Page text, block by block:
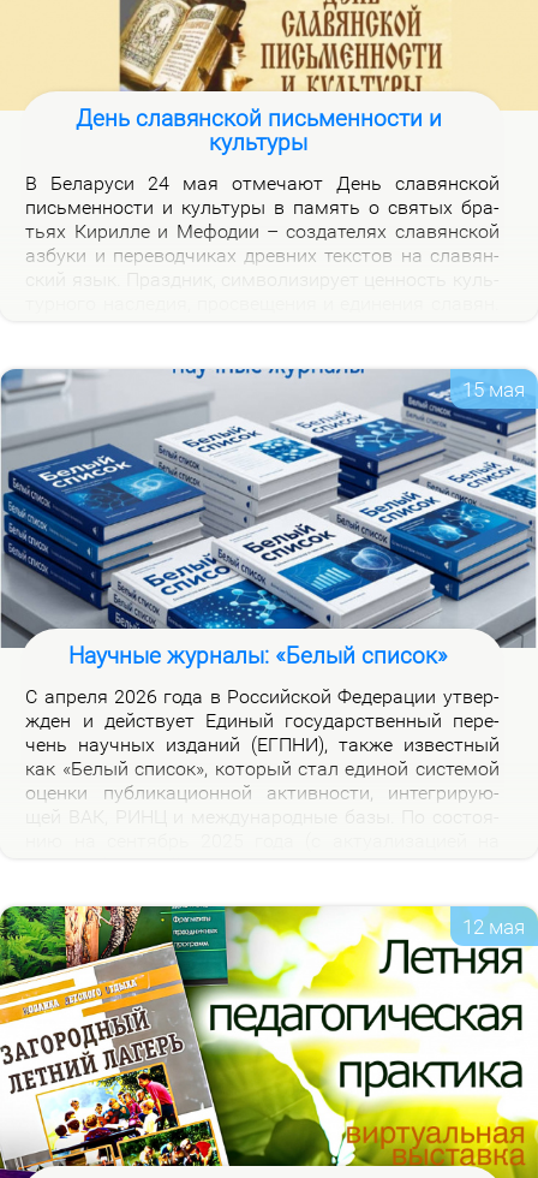
День славянской письменности и
культуры
В Бе­ла­ру­си 24 мая от­ме­ча­ют День сла­вян­ской
пись­мен­но­сти и куль­ту­ры в па­мять о свя­тых бра­
тьях Ки­рил­ле и Ме­фо­дии – со­зда­те­лях сла­вян­ской
аз­бу­ки и пе­ре­вод­чи­ках древ­них тек­стов на сла­вян­
ской на­род­но­сти.
15 мая
Научные журналы: «Белый список»
С ап­ре­ля 2026 го­да в Рос­сий­ской Фе­де­ра­ции утвер­
жден и дей­ству­ет Еди­ный го­судар­ствен­ный пе­ре­
чень на­уч­ных из­да­ний (ЕГПНИ), так­же из­вест­ный
как «Бе­лый спи­сок», ко­то­рый стал еди­ной си­сте­мой
оцен­ки пуб­ли­ка­ци­он­ной ак­тив­но­сти, ин­те­гри­ру­ю­
12 мая